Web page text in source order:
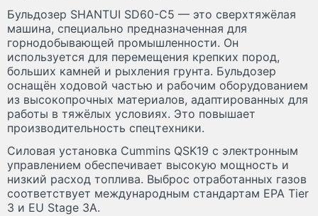
Бульдозер SHANTUI SD60-C5 — это сверхтяжёлая
машина, специально предназначенная для
горнодобывающей промышленности. Он
используется для перемещения крепких пород,
больших камней и рыхления грунта. Бульдозер
оснащён ходовой частью и рабочим оборудованием
из высокопрочных материалов, адаптированных для
работы в тяжёлых условиях. Это повышает
производительность спецтехники.
Силовая установка Cummins QSK19 с электронным
управлением обеспечивает высокую мощность и
низкий расход топлива. Выброс отработанных газов
соответствует международным стандартам EPA Tier
3 и EU Stage 3A.